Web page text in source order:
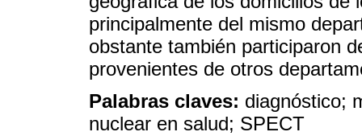
principalmente del mismo
obstante también participaron
provenientes de otros
Palabras claves: diagnóstico;
nuclear en salud; SPECT